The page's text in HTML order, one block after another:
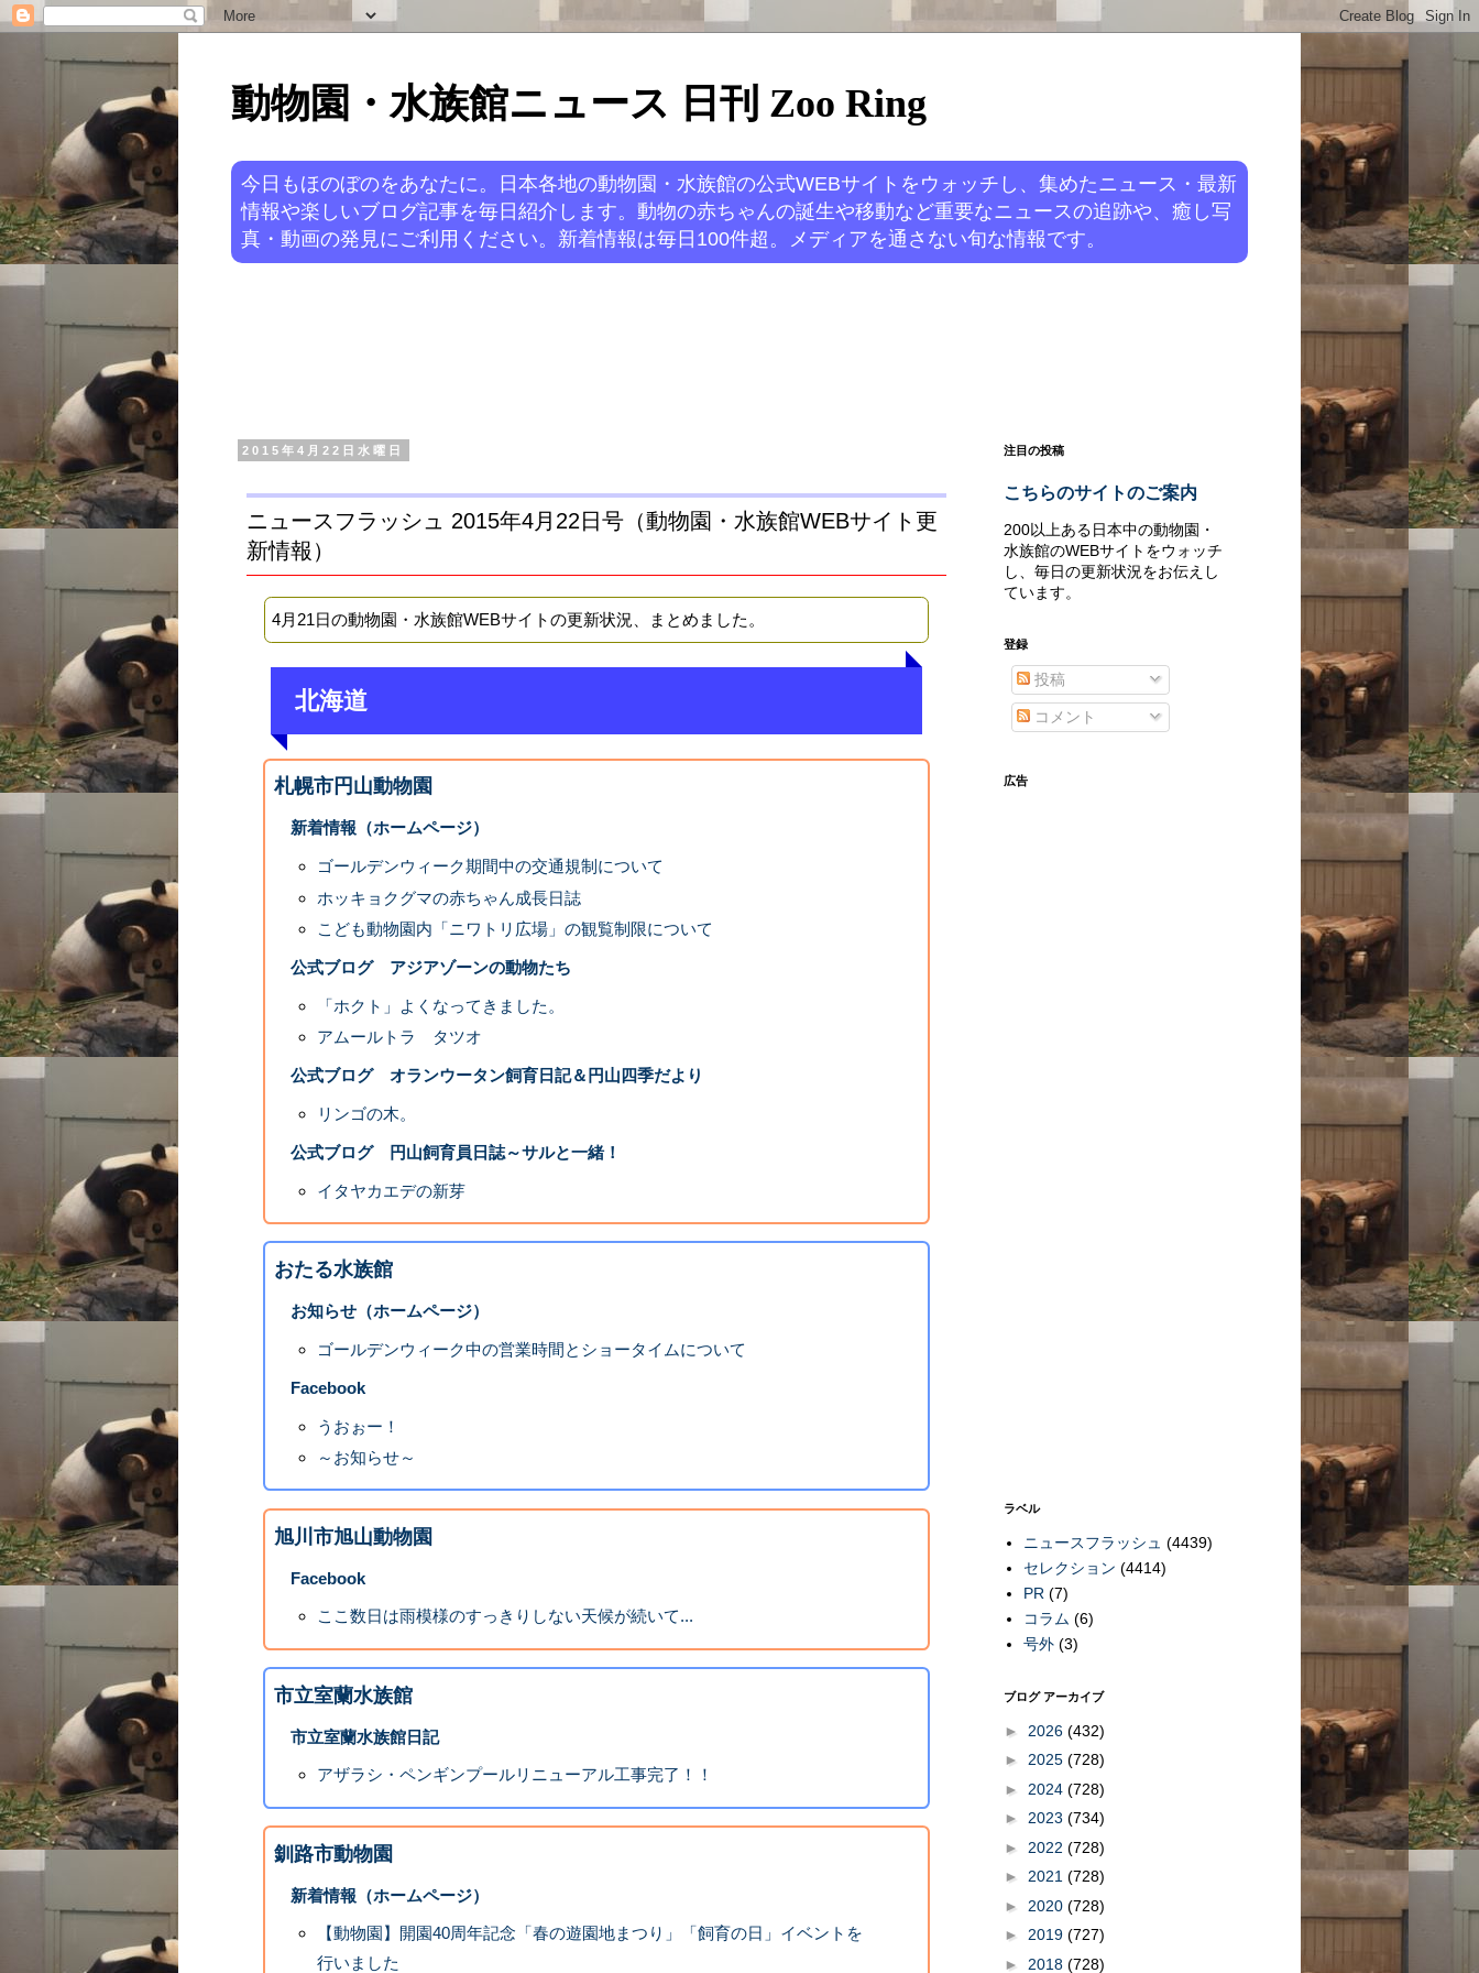
動物園・水族館ニュース 日刊 Zoo Ring
今日もほのぼのをあなたに。日本各地の動物園・水族館の公式WEBサイトをウォッチし、集めたニュース・最新
情報や楽しいブログ記事を毎日紹介します。動物の赤ちゃんの誕生や移動など重要なニュースの追跡や、癒し写
真・動画の発見にご利用ください。新着情報は毎日100件超。メディアを通さない旬な情報です。
2015年4月22日水曜日
ニュースフラッシュ 2015年4月22日号（動物園・水族館WEBサイト更
新情報）
4月21日の動物園・水族館WEBサイトの更新状況、まとめました。
北海道
札幌市円山動物園
新着情報（ホームページ）
ゴールデンウィーク期間中の交通規制について
ホッキョクグマの赤ちゃん成長日誌
こども動物園内「ニワトリ広場」の観覧制限について
公式ブログ アジアゾーンの動物たち
「ホクト」よくなってきました。
アムールトラ タツオ
公式ブログ オランウータン飼育日記＆円山四季だより
リンゴの木。
公式ブログ 円山飼育員日誌～サルと一緒！
イタヤカエデの新芽
おたる水族館
お知らせ（ホームページ）
ゴールデンウィーク中の営業時間とショータイムについて
Facebook
うおぉー！
～お知らせ～
旭川市旭山動物園
Facebook
ここ数日は雨模様のすっきりしない天候が続いて...
市立室蘭水族館
市立室蘭水族館日記
アザラシ・ペンギンプールリニューアル工事完了！！
釧路市動物園
新着情報（ホームページ）
【動物園】開園40周年記念「春の遊園地まつり」「飼育の日」イベントを
行いました
注目の投稿
こちらのサイトのご案内
200以上ある日本中の動物園・
水族館のWEBサイトをウォッチ
し、毎日の更新状況をお伝えし
ています。
登録
投稿
コメント
広告
ラベル
ニュースフラッシュ (4439)
セレクション (4414)
PR (7)
コラム (6)
号外 (3)
ブログ アーカイブ
► 2026 (432)
► 2025 (728)
► 2024 (728)
► 2023 (734)
► 2022 (728)
► 2021 (728)
► 2020 (728)
► 2019 (727)
► 2018 (728)